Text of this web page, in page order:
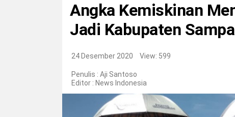
Angka Kemiskinan
Jadi Kabupaten
24 Desember 2020 View: 599
Penulis : Aji Santoso
Editor : News Indonesia